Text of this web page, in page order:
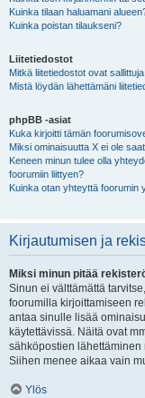
Kuinka tilaan haluamani
Kuinka poistan tilaukseni?
Liitetiedostot
Mitkä liitetiedostot ovat
Mistä löydän lähettämäni
phpBB -asiat
Kuka kirjoitti tämän
Miksi ominaisuutta X ei ole
Keneen minun tulee olla
foorumiin liittyen?
Kuinka otan yhteyttä foorumin
Kirjautumisen ja
Miksi minun pitää
Sinun ei välttämättä
foorumilla kirjoittamiseen
antaa sinulle lisää
käytettävissä. Näitä ovat
sähköpostien
Siihen menee aikaa vain
Ylös